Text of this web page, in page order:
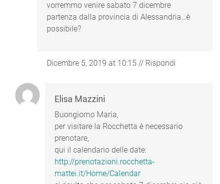
vorremmo venire sabato 7 dicembre
partenza dalla provincia di Alessandria…è
possibile?
Dicembre 5, 2019 at 10:15 // Rispondi
Elisa Mazzini
Buongiorno Maria,
per visitare la Rocchetta è necessario
prenotare,
qui il calendario delle date:
http://prenotazioni.rocchetta-
mattei.it/Home/Calendar